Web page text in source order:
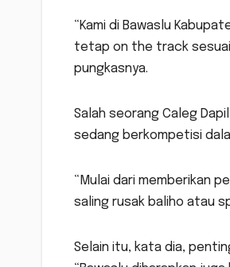
“Kami di Bawaslu
tetap on the track sesuai
pungkasnya.
Salah seorang Caleg
sedang berkompetisi
“Mulai dari memberikan
saling rusak baliho atau
Selain itu, kata dia,